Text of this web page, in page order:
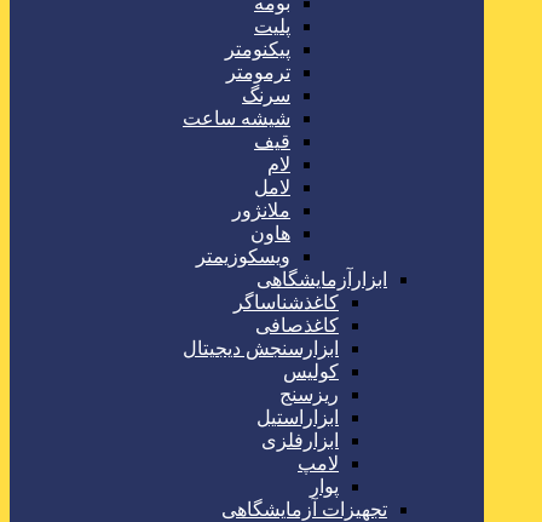
پلیت
پیکنومتر
ترمومتر
سرنگ
شیشه ساعت
قیف
لام
لامل
ملانژور
هاون
ویسکوزیمتر
ابزارآزمایشگاهی
کاغذشناساگر
کاغذصافی
ابزارسنجش دیجیتال
کولیس
ریزسنج
ابزاراستیل
ابزارفلزی
لامپ
پوار
تجهیزات آزمایشگاهی